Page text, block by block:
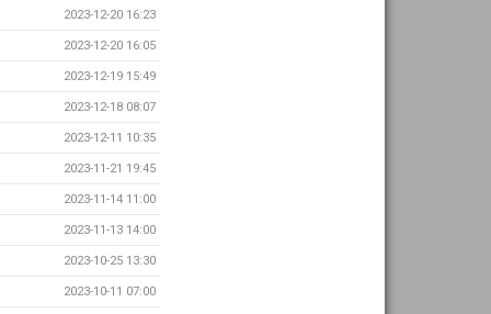
2023-12-20 16:23
2023-12-20 16:05
2023-12-19 15:49
2023-12-18 08:07
2023-12-11 10:35
2023-11-21 19:45
2023-11-14 11:00
2023-11-13 14:00
2023-10-25 13:30
2023-10-11 07:00